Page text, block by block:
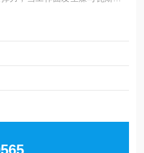
使防突风门墙调节风窗自动关